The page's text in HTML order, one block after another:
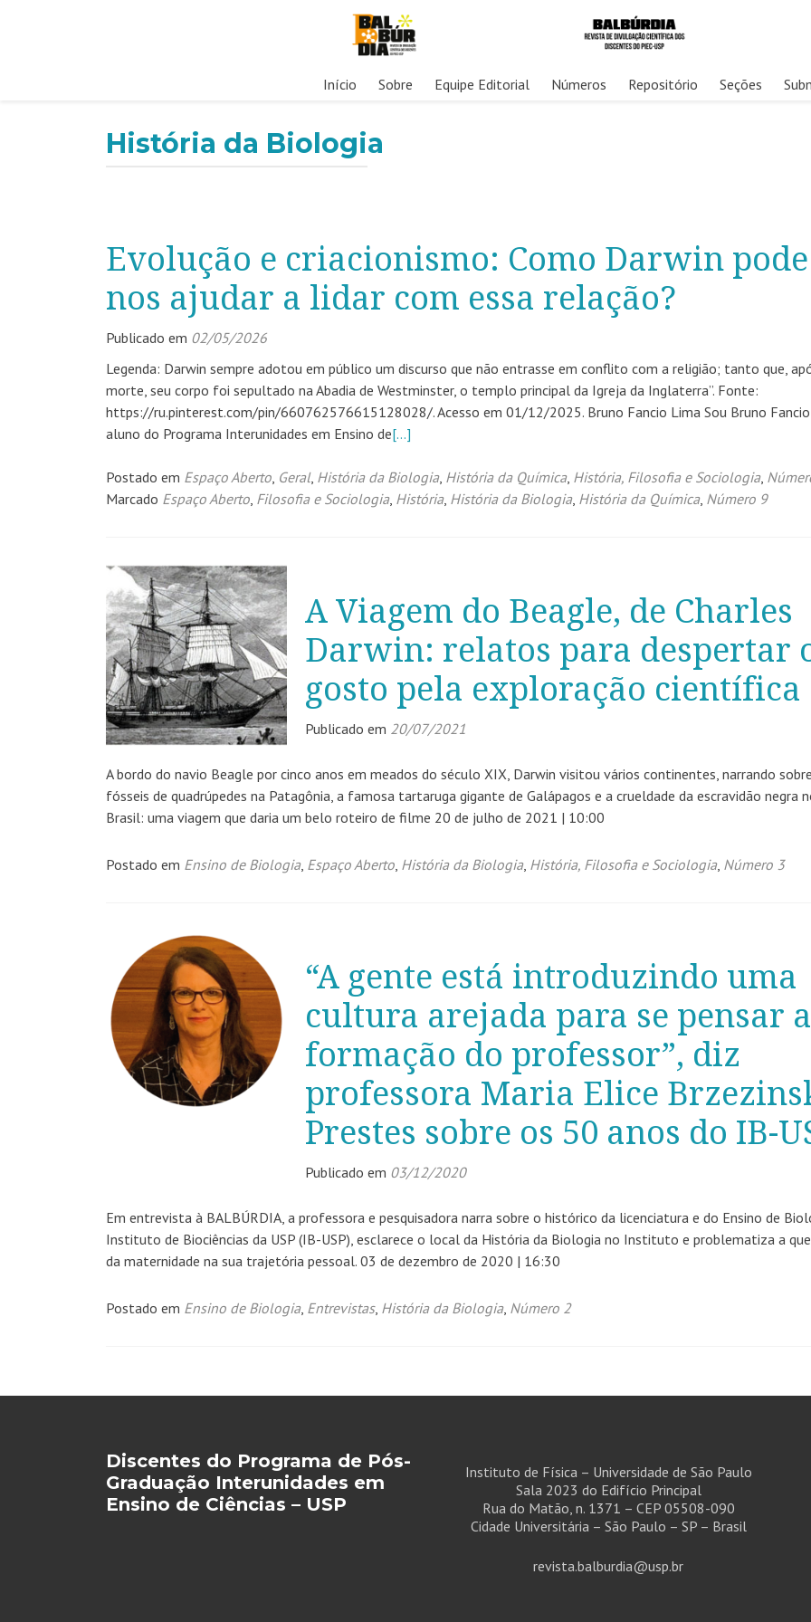
conteúdo
Início Sobre Equipe Editorial Números Repositório Seções
História da Biologia
Evolução e criacionismo: Como Darwin pode
nos ajudar a lidar com essa relação?
Publicado em 02/05/2026
Legenda: Darwin sempre adotou em público um discurso que não entrasse em conflito com a religião; tanto que,
morte, seu corpo foi sepultado na Abadia de Westminster, o templo principal da Igreja da Inglaterra”. Fonte:
https://ru.pinterest.com/pin/660762576615128028/. Acesso em 01/12/2025. Bruno Fancio Lima Sou Bruno
aluno do Programa Interunidades em Ensino de[…]
Postado em Espaço Aberto, Geral, História da Biologia, História da Química, História, Filosofia e Sociologia,
Marcado Espaço Aberto, Filosofia e Sociologia, História, História da Biologia, História da Química, Número 9
A Viagem do Beagle, de Charles
Darwin: relatos para despertar
gosto pela exploração científica
Publicado em 20/07/2021
A bordo do navio Beagle por cinco anos em meados do século XIX, Darwin visitou vários continentes, narrando
fósseis de quadrúpedes na Patagônia, a famosa tartaruga gigante de Galápagos e a crueldade da escravidão negra
Brasil: uma viagem que daria um belo roteiro de filme 20 de julho de 2021 | 10:00
Postado em Ensino de Biologia, Espaço Aberto, História da Biologia, História, Filosofia e Sociologia, Número 3
“A gente está introduzindo uma
cultura arejada para se pensar a
formação do professor”, diz
professora Maria Elice
Prestes sobre os 50 anos do IB-
Publicado em 03/12/2020
Em entrevista à BALBÚRDIA, a professora e pesquisadora narra sobre o histórico da licenciatura e do Ensino de
Instituto de Biociências da USP (IB-USP), esclarece o local da História da Biologia no Instituto e problematiza a
da maternidade na sua trajetória pessoal. 03 de dezembro de 2020 | 16:30
Postado em Ensino de Biologia, Entrevistas, História da Biologia, Número 2
Navegação
posts
Discentes do Programa de Pós-
Graduação Interunidades em
Ensino de Ciências – USP
Instituto de Física – Universidade de São Paulo
Sala 2023 do Edifício Principal
Rua do Matão, n. 1371 – CEP 05508-090
Cidade Universitária – São Paulo – SP – Brasil
revista.balburdia@usp.br